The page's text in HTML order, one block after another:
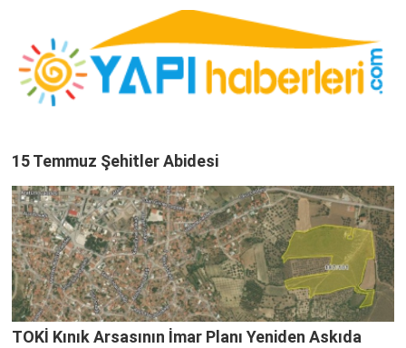
15 Temmuz Şehitler Abidesi
TOKİ Kınık Arsasının İmar Planı Yeniden Askıda